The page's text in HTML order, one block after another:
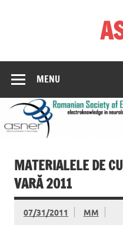
MENU
MATERIALELE DE
VARĂ 2011
07/31/2011 MM